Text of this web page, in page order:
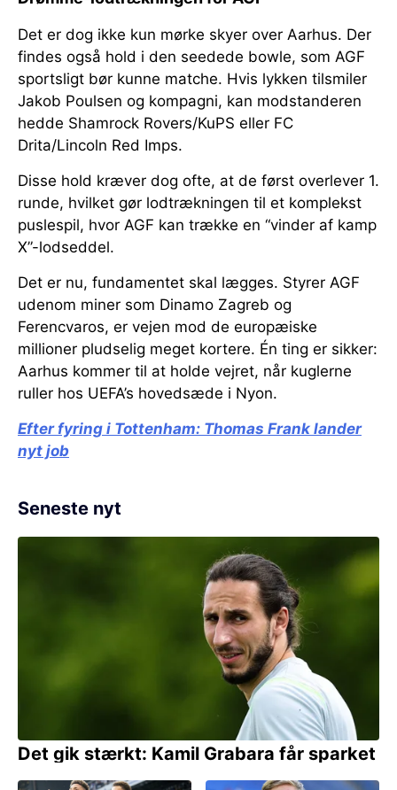
Det er dog ikke kun mørke skyer over Aarhus. Der
findes også hold i den seedede bowle, som AGF
sportsligt bør kunne matche. Hvis lykken tilsmiler
Jakob Poulsen og kompagni, kan modstanderen
hedde Shamrock Rovers/KuPS eller FC
Drita/Lincoln Red Imps.
Disse hold kræver dog ofte, at de først overlever 1.
runde, hvilket gør lodtrækningen til et komplekst
puslespil, hvor AGF kan trække en “vinder af kamp
X”-lodseddel.
Det er nu, fundamentet skal lægges. Styrer AGF
udenom miner som Dinamo Zagreb og
Ferencvaros, er vejen mod de europæiske
millioner pludselig meget kortere. Én ting er sikker:
Aarhus kommer til at holde vejret, når kuglerne
ruller hos UEFA’s hovedsæde i Nyon.
Efter fyring i Tottenham: Thomas Frank lander
nyt job
Seneste nyt